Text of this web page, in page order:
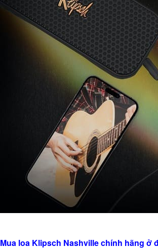
Mua loa Klipsch Nashville chính hãng ở